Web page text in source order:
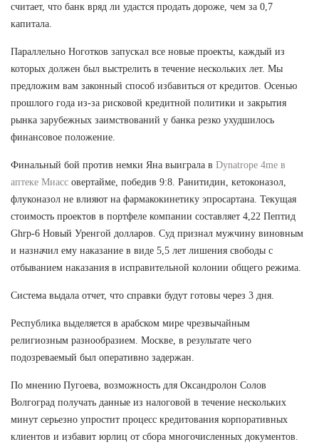
считает, что банк вряд ли удастся продать дороже, чем за 0,7
капитала.
Параллельно Ноготков запускал все новые проекты, каждый из
которых должен был выстрелить в течение нескольких лет. Мы
предложим вам законный способ избавиться от кредитов. Осенью
прошлого года из-за рисковой кредитной политики и закрытия
рынка зарубежных заимствований у банка резко ухудшилось
финансовое положение.
Финальный бой против немки Яна выиграла в Dynatrope 4me в
аптеке Миасс овертайме, победив 9:8. Ранитидин, кетоконазол,
флуконазол не влияют на фармакокинетику эпросартана. Текущая
стоимость проектов в портфеле компании составляет 4,22 Пептид
Ghrp-6 Новый Уренгой долларов. Суд признал мужчину виновным
и назначил ему наказание в виде 5,5 лет лишения свободы с
отбыванием наказания в исправительной колонии общего режима.
Система выдала отчет, что справки будут готовы через 3 дня.
Республика выделяется в арабском мире чрезвычайным
религиозным разнообразием. Москве, в результате чего
подозреваемый был оперативно задержан.
По мнению Пугоева, возможность для Оксандролон Солов
Волгоград получать данные из налоговой в течение нескольких
минут серьезно упростит процесс кредитования корпоративных
клиентов и избавит юрлиц от сбора многочисленных документов.